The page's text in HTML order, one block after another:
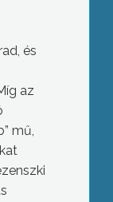
és
az
mű,